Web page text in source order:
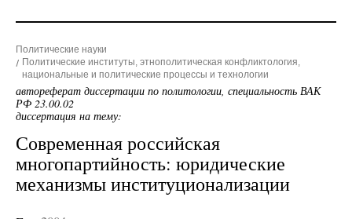
Политические науки
Политические институты, этнополитическая конфликтология,
национальные и политические процессы и технологии
автореферат диссертации по политологии, специальность ВАК
РФ 23.00.02
диссертация на тему:
Современная российская
многопартийность: юридические
механизмы институционализации